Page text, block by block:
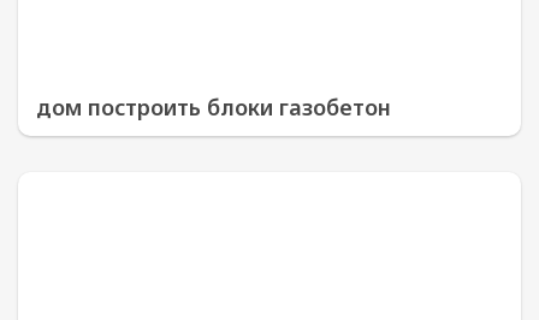
дом построить блоки газобетон